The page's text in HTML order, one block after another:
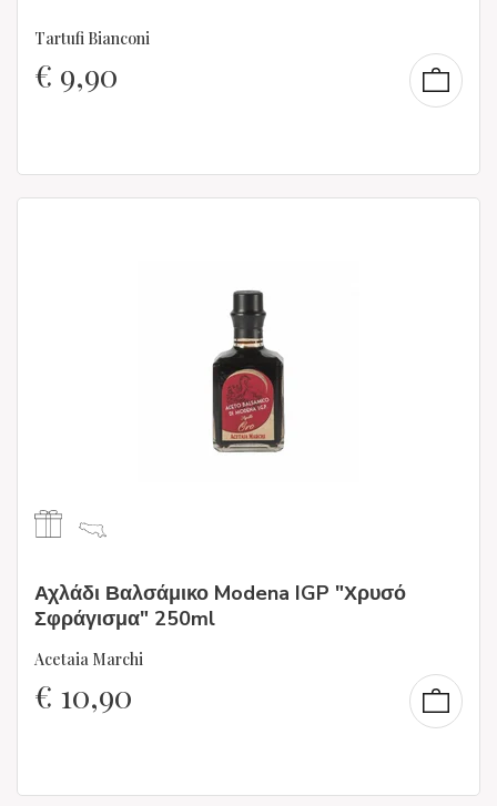
Tartufi Bianconi
€ 9,90
Αχλάδι Βαλσάμικο Modena IGP "Χρυσό
Σφράγισμα" 250ml
Acetaia Marchi
€ 10,90